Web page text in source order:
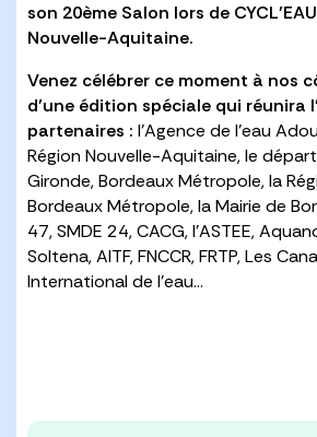
son 20ème Salon lors de
Nouvelle-Aquitaine.
Venez célébrer ce moment à nos
d’une édition spéciale qui réunira
partenaires : l’Agence de l’eau
Région Nouvelle-Aquitaine, le
Gironde, Bordeaux Métropole, la
Bordeaux Métropole, la Mairie de
47, SMDE 24, CACG, l’ASTEE,
Soltena, AITF, FNCCR, FRTP, Les
International de l’eau…